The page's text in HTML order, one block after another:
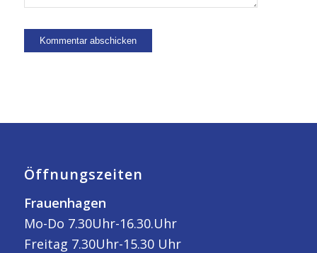
Öffnungszeiten
Frauenhagen
Mo-Do 7.30Uhr-16.30.Uhr
Freitag 7.30Uhr-15.30 Uhr